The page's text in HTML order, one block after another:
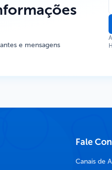
e mensagens
Fale
Canais de